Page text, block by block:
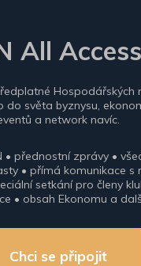
All Access
Hospodářských
světa byznysu,
a network navíc.
• přednostní zprávy •
• přímá komunikace s
setkání pro členy
• obsah Ekonomu a
Chci se připojit